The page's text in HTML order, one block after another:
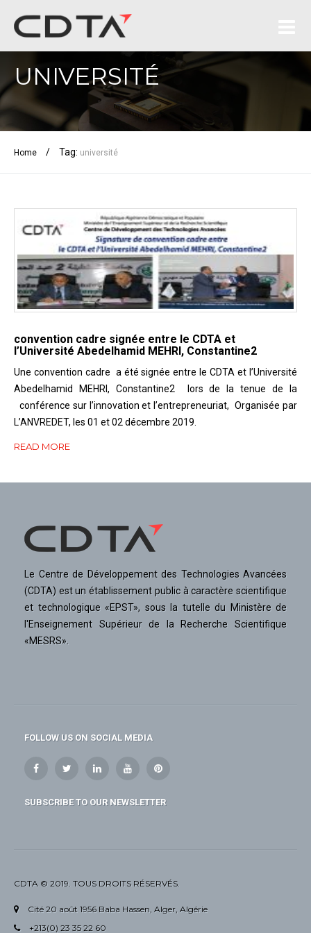
UNIVERSITÉ
Home / Tag: université
convention cadre signée entre le CDTA et
l’Université Abedelhamid MEHRI, Constantine2
Une convention cadre a été signée entre le CDTA et l’Université
Abedelhamid MEHRI, Constantine2 lors de la tenue de la
conférence sur l’innovation et l’entrepreneuriat, Organisée par
L’ANVREDET, les 01 et 02 décembre 2019.
READ MORE
Le Centre de Développement des Technologies Avancées
(CDTA) est un établissement public à caractère scientifique
et technologique «EPST», sous la tutelle du Ministère de
l'Enseignement Supérieur de la Recherche Scientifique
«MESRS».
FOLLOW US ON SOCIAL MEDIA
SUBSCRIBE TO OUR NEWSLETTER
CDTA © 2019. TOUS DROITS RÉSERVÉS.
Cité 20 août 1956 Baba Hassen, Alger, Algérie
+213(0) 23 35 22 60